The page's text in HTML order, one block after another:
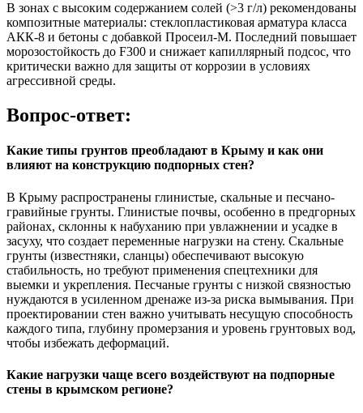
В зонах с высоким содержанием солей (>3 г/л) рекомендованы
композитные материалы: стеклопластиковая арматура класса
АКК-8 и бетоны с добавкой Просеил-М. Последний повышает
морозостойкость до F300 и снижает капиллярный подсос, что
критически важно для защиты от коррозии в условиях
агрессивной среды.
Вопрос-ответ:
Какие типы грунтов преобладают в Крыму и как они
влияют на конструкцию подпорных стен?
В Крыму распространены глинистые, скальные и песчано-
гравийные грунты. Глинистые почвы, особенно в предгорных
районах, склонны к набуханию при увлажнении и усадке в
засуху, что создает переменные нагрузки на стену. Скальные
грунты (известняки, сланцы) обеспечивают высокую
стабильность, но требуют применения спецтехники для
выемки и укрепления. Песчаные грунты с низкой связностью
нуждаются в усиленном дренаже из-за риска вымывания. При
проектировании стен важно учитывать несущую способность
каждого типа, глубину промерзания и уровень грунтовых вод,
чтобы избежать деформаций.
Какие нагрузки чаще всего воздействуют на подпорные
стены в крымском регионе?